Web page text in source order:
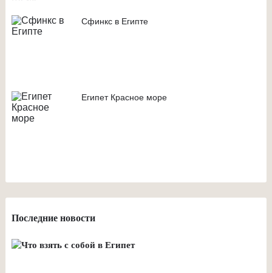
Сфинкс в Египте
Египет Красное море
Последние новости